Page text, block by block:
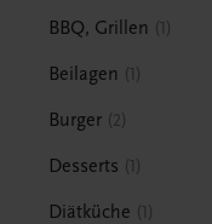
BBQ, Grillen 1
Beilagen 1
Burger 2
Desserts 1
Diätküche 1